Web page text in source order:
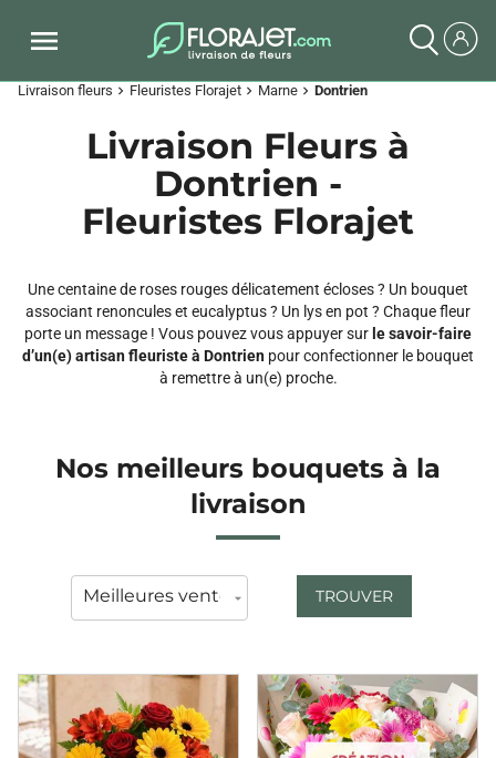
Livraison fleurs chevron_right Fleuristes Florajet chevron_right Marne chevron_right Dontrien
Livraison Fleurs à
Dontrien -
Fleuristes Florajet
Une centaine de roses rouges délicatement écloses ? Un bouquet
associant renoncules et eucalyptus ? Un lys en pot ? Chaque fleur
porte un message ! Vous pouvez vous appuyer sur le savoir-faire
d’un(e) artisan fleuriste à Dontrien pour confectionner le bouquet
à remettre à un(e) proche.
Nos meilleurs bouquets à la
livraison
TROUVER